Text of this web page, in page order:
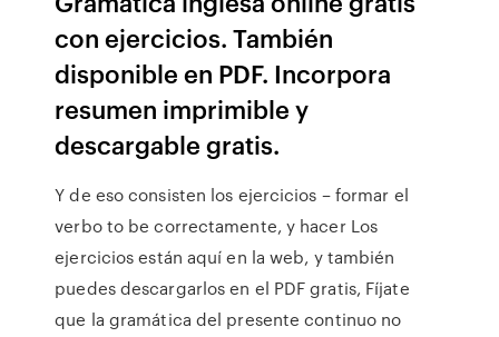
con ejercicios. También
disponible en PDF. Incorpora
resumen imprimible y
descargable gratis.
Y de eso consisten los ejercicios – formar el
verbo to be correctamente, y hacer Los
ejercicios están aquí en la web, y también
puedes descargarlos en el PDF gratis, Fíjate
que la gramática del presente continuo no